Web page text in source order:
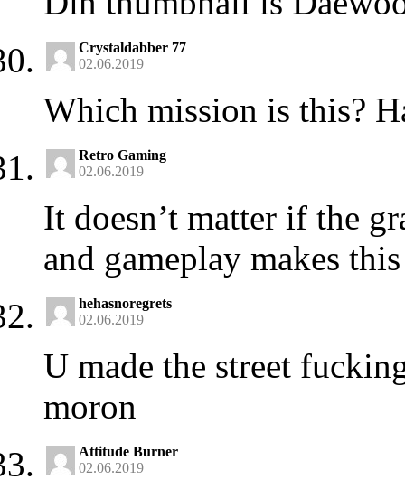
Crystaldabber 77
02.06.2019
Which mission is this?
Retro Gaming
02.06.2019
It doesn’t matter if the
and gameplay makes
hehasnoregrets
02.06.2019
U made the street
moron
Attitude Burner
02.06.2019